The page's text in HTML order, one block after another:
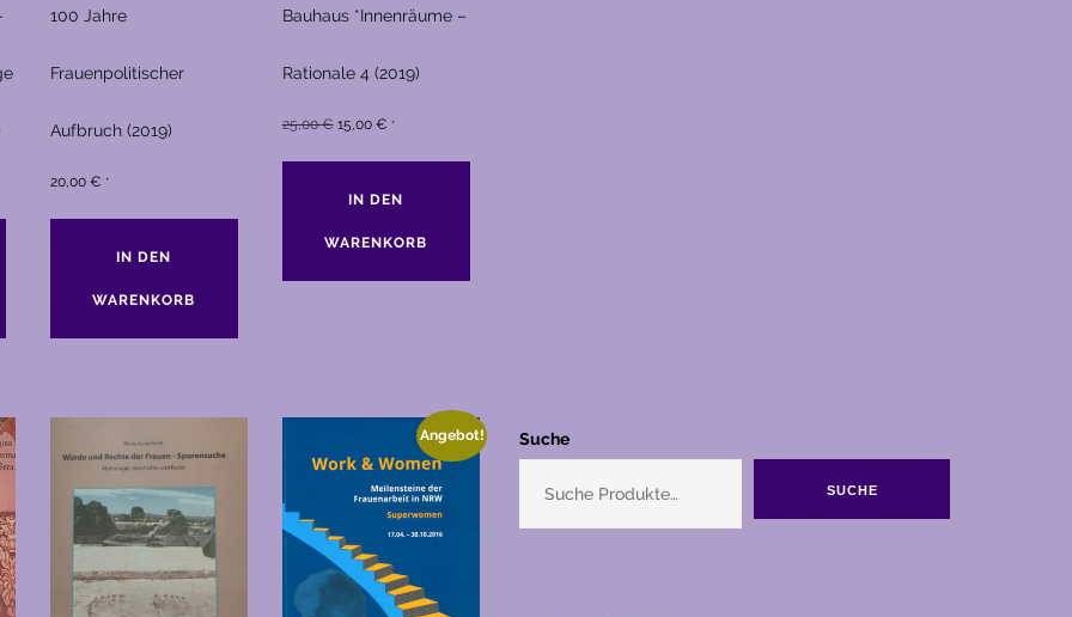
100 Jahre
Frauenpolitischer
Aufbruch (2019)
20,00 € *
IN DEN
WARENKORB
Bauhaus *Innenräume –
Rationale 4 (2019)
25,00€ Ursprünglicher
25,00 €
15,00 €Aktueller
15,00 €.
*
IN DEN
WARENKORB
Angebot! Suche
SUCHE